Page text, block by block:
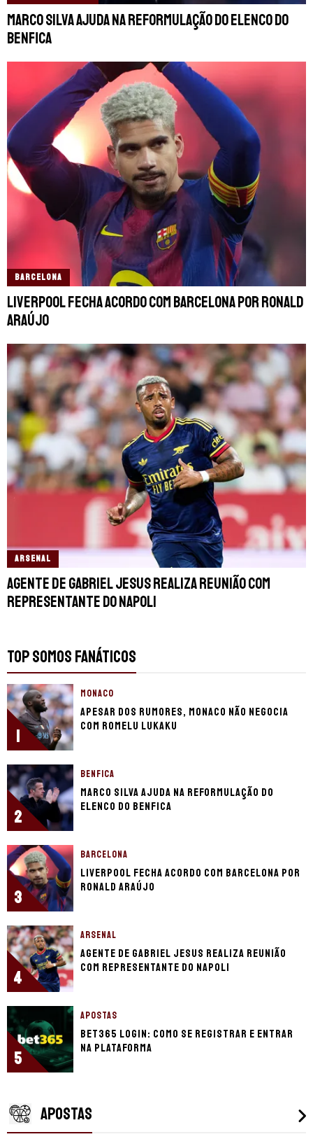
Marco Silva ajuda na reformulação do elenco do
Benfica
BARCELONA
Liverpool fecha acordo com Barcelona por Ronald
Araújo
ARSENAL
Agente de Gabriel Jesus realiza reunião com
representante do Napoli
TOP SOMOS FANÁTICOS
1
MONACO
Apesar dos rumores, Monaco não negocia
com Romelu Lukaku
2
BENFICA
Marco Silva ajuda na reformulação do
elenco do Benfica
3
BARCELONA
Liverpool fecha acordo com Barcelona por
Ronald Araújo
4
ARSENAL
Agente de Gabriel Jesus realiza reunião
com representante do Napoli
5
APOSTAS
bet365 login: como se registrar e entrar
na plataforma
APOSTAS